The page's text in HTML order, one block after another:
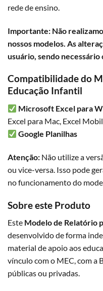
rede de ensino.
Importante: Não
nossos modelos. As
usuário, sendo necessário
Compatibilidade do
Educação Infantil
Microsoft Excel para
Excel para Mac, Excel
Google Planilhas
Atenção: Não utilize a
ou vice-versa. Isso pode
no funcionamento do
Sobre este Produto
Este Modelo de Relatório
desenvolvido de forma
material de apoio aos
vínculo com o MEC, com a
públicas ou privadas.